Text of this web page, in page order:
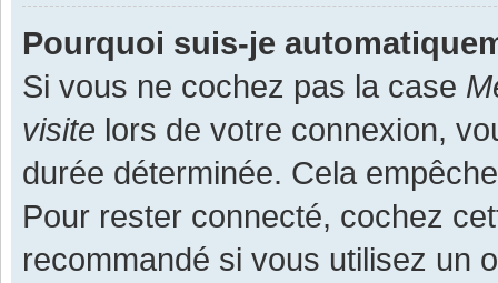
Pourquoi suis-je
Si vous ne cochez pas la case
visite lors de votre connexion,
durée déterminée. Cela
Pour rester connecté, cochez
recommandé si vous utilisez un